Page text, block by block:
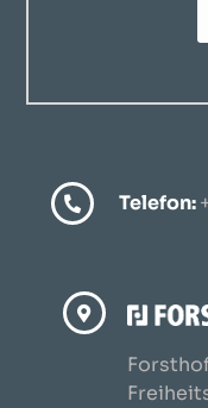
Telefon: